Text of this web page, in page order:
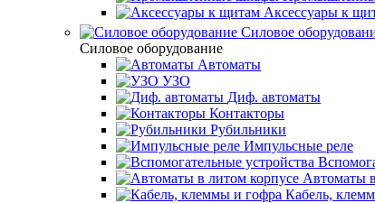
Аксессуары к
Силовое
Силовое оборудование
Автоматы
УЗО
Диф. автоматы
Контакторы
Рубильники
Импульсные реле
Автоматы
Кабель,